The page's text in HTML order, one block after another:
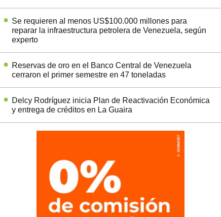
Se requieren al menos US$100.000 millones para
reparar la infraestructura petrolera de Venezuela, según
experto
Reservas de oro en el Banco Central de Venezuela
cerraron el primer semestre en 47 toneladas
Delcy Rodríguez inicia Plan de Reactivación Económica
y entrega de créditos en La Guaira